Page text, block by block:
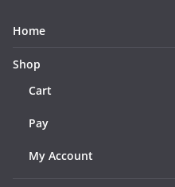
Home
Shop
Cart
Pay
My Account